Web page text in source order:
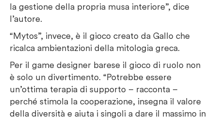
la gestione della propria musa interiore”, dice
l’autore.
“Mytos”, invece, è il gioco creato da Gallo che
ricalca ambientazioni della mitologia greca.
Per il game designer barese il gioco di ruolo non
è solo un divertimento. “Potrebbe essere
un’ottima terapia di supporto – racconta –
perché stimola la cooperazione, insegna il valore
della diversità e aiuta i singoli a dare il massimo in